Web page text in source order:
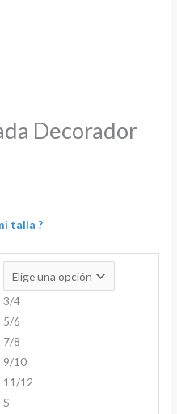
Decorador
talla ?
3/4
5/6
7/8
9/10
11/12
S